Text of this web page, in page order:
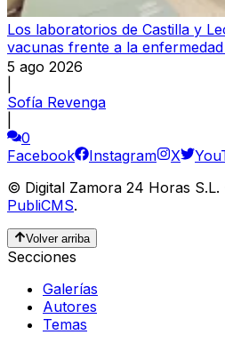
Los laboratorios de Castilla y
vacunas frente a la
5 ago 2026
Sofía Revenga
0
Facebook
Instagram X
© Digital Zamora 24 Horas S.L.
PubliCMS.
Volver arriba
Secciones
Galerías
Autores
Temas